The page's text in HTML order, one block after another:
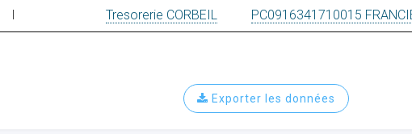
I Tresorerie CORBEIL PC0916341710015
Exporter les données